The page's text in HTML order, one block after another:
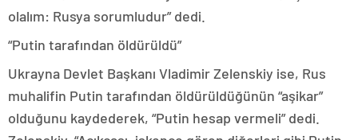
olalım: Rusya sorumludur” dedi.
“Putin tarafından öldürüldü”
Ukrayna Devlet Başkanı Vladimir Zelenskiy ise, Rus
muhalifin Putin tarafından öldürüldüğünün “aşikar”
olduğunu kaydederek, “Putin hesap vermeli” dedi.